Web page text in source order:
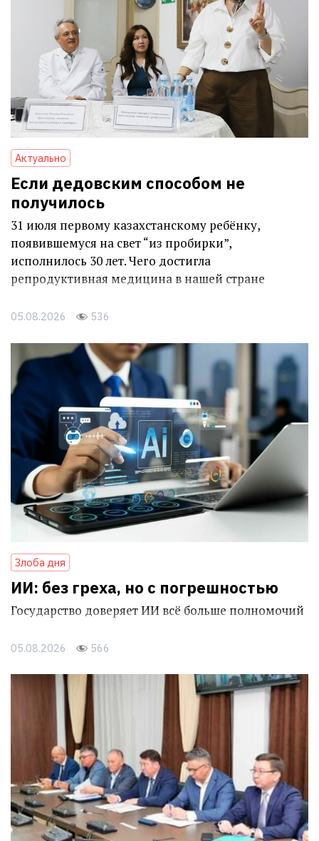
Актуально
Если дедовским способом не
получилось
31 июля первому казахстанскому ребёнку,
появившемуся на свет “из пробирки”,
исполнилось 30 лет. Чего достигла
репродуктивная медицина в нашей стране
05.08.2026 536
Злоба дня
ИИ: без греха, но с погрешностью
Государство доверяет ИИ всё больше полномочий
05.08.2026 566